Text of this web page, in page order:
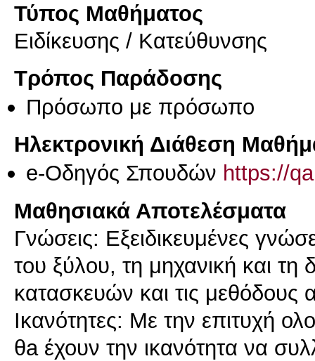
Τύπος Μαθήματος
Eιδίκευσης / Kατεύθυνσης
Τρόπος Παράδοσης
Πρόσωπο με πρόσωπο
Ηλεκτρονική Διάθεση
e-Οδηγός Σπουδών https://
Μαθησιακά Αποτελέσματα
Γνώσεις: Εξειδικευμένες
του ξύλου, τη μηχανική και τη
κατασκευών και τις μεθόδους
Ικανότητες: Με την επιτυχή
θa έχουν την ικανότητα να